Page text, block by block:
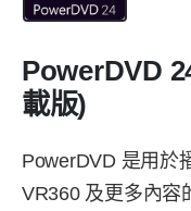
PowerDVD
載版)
PowerDVD 是用於
VR360 及更多內容